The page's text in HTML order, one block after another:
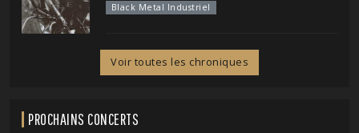
Black Metal Industriel
Voir toutes les chroniques
PROCHAINS CONCERTS